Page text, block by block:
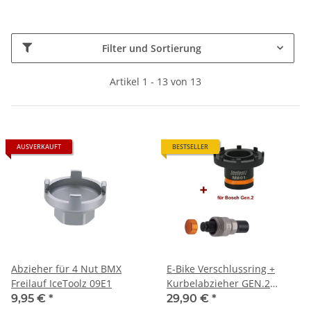
Filter und Sortierung
Artikel 1 - 13 von 13
AUSVERKAUFT
Abzieher für 4 Nut BMX
Freilauf IceToolz 09E1
9,95 € *
BESTSELLER
E-Bike Verschlussring +
Kurbelabzieher GEN.2
Bosch Active/ Performance
29,90 € *